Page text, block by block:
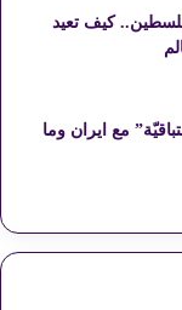
R
كيف تعيد
مع ايران وما